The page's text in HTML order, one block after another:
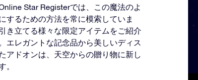
Star Registerでは、この魔法のよ
するための方法を常に模索していま
き立てる様々な限定アイテムをご紹介
エレガントな記念品から美しいディス
アドオンは、天空からの贈り物に新し
。